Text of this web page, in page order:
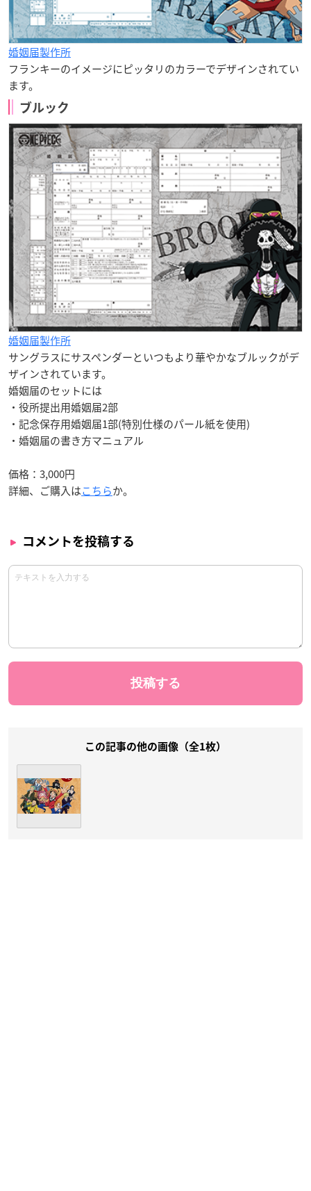
婚姻届製作所
フランキーのイメージにピッタリのカラーでデザインされてい
ます。
ブルック
婚姻届製作所
サングラスにサスペンダーといつもより華やかなブルックがデ
ザインされています。
婚姻届のセットには
・役所提出用婚姻届2部
・記念保存用婚姻届1部(特別仕様のパール紙を使用)
・婚姻届の書き方マニュアル
価格：3,000円
詳細、ご購入はこちらか。
コメントを投稿する
この記事の他の画像（全1枚）